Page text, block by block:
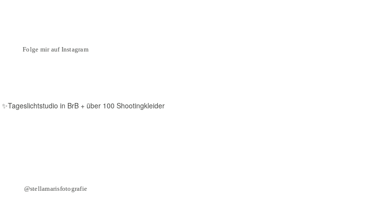
Folge mir auf Instagram
@stellamarisfotografie
✨Tageslichtstudio in BrB + über 100 Shootingkleider